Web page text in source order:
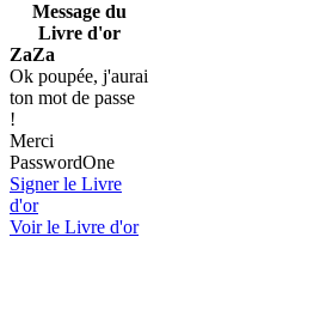
Message du
Livre d'or
ZaZa
Ok poupée, j'aurai
ton mot de passe
!
Merci
PasswordOne
Signer le Livre
d'or
Voir le Livre d'or